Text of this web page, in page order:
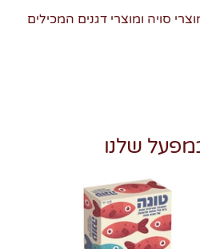
סויה ומוצרי דגנים המכילים
שלנו